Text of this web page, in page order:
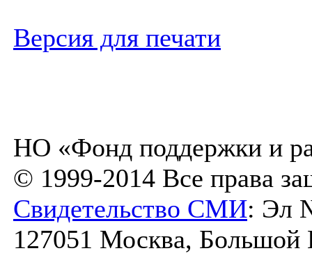
Версия для печати
НО «Фонд поддержки и
© 1999-2014 Все права
Свидетельство СМИ: Эл
127051 Москва, Большой